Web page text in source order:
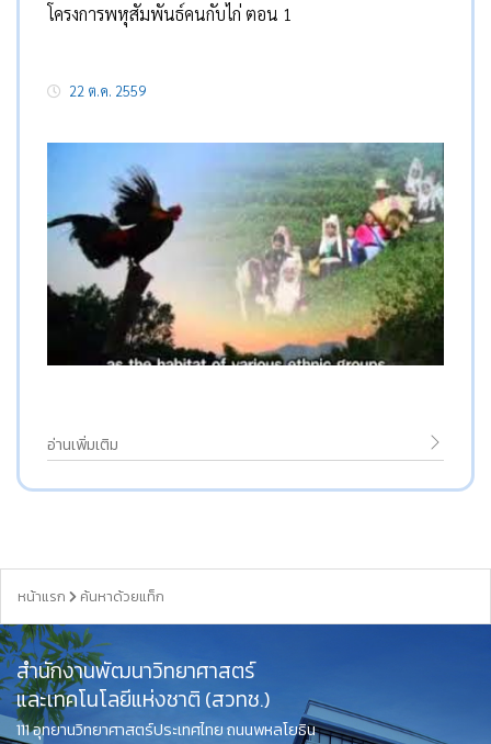
โครงการพหุสัมพันธ์คนกับไก่ ตอน 1
22 ต.ค. 2559
อ่านเพิ่มเติม
หน้าแรก ค้นหาด้วยแท็ก
สำนักงานพัฒนาวิทยาศาสตร์
และเทคโนโลยีแห่งชาติ (สวทช.)
111 อุทยานวิทยาศาสตร์ประเทศไทย ถนนพหลโยธิน